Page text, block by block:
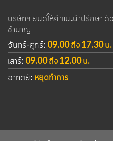
บริษัทฯ ยินดีให้คำแนะนำปรึกษา ด้
ชำนาญ
จันทร์-ศุกร์: 09.00 ถึง 17.30 น.
เสาร์: 09.00 ถึง 12.00 น.
อาทิตย์: หยุดทำการ